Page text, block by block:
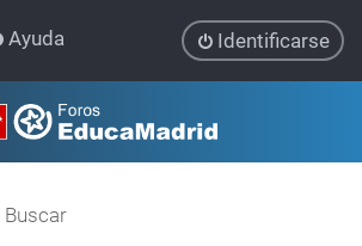
Ayuda Identificarse
Buscar